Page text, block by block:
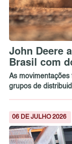
John Deere
Brasil com
As
grupos de
06 DE JULHO 2026